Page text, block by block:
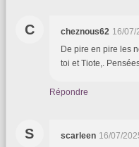
C cheznous62 16/07/
De pire en pire les
toi et Tiote,.
Répondre
S scarleen 16/07/